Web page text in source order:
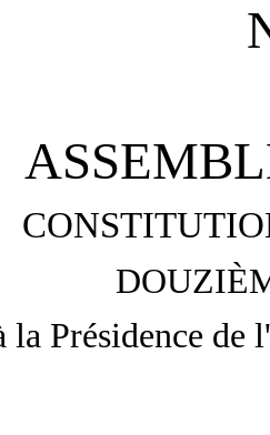
la Présidence de